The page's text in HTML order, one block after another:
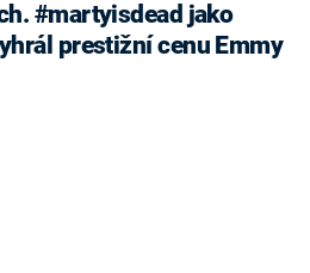
prestižní cenu Emmy